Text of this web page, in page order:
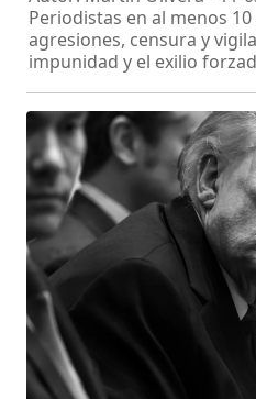
Periodistas en al menos
agresiones, censura y
impunidad y el exilio